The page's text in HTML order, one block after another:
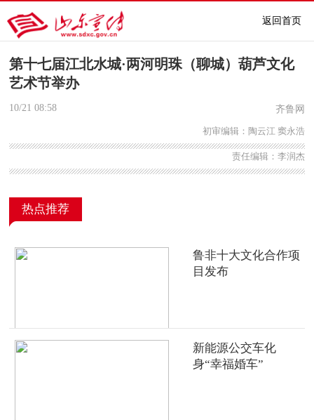
返回首页
第十七届江北水城·两河明珠（聊城）葫芦文化
艺术节举办
10/21 08:58 齐鲁网
初审编辑：陶云江 窦永浩
责任编辑：李润杰
热点推荐
鲁非十大文化合作项
目发布
新能源公交车化
身“幸福婚车”